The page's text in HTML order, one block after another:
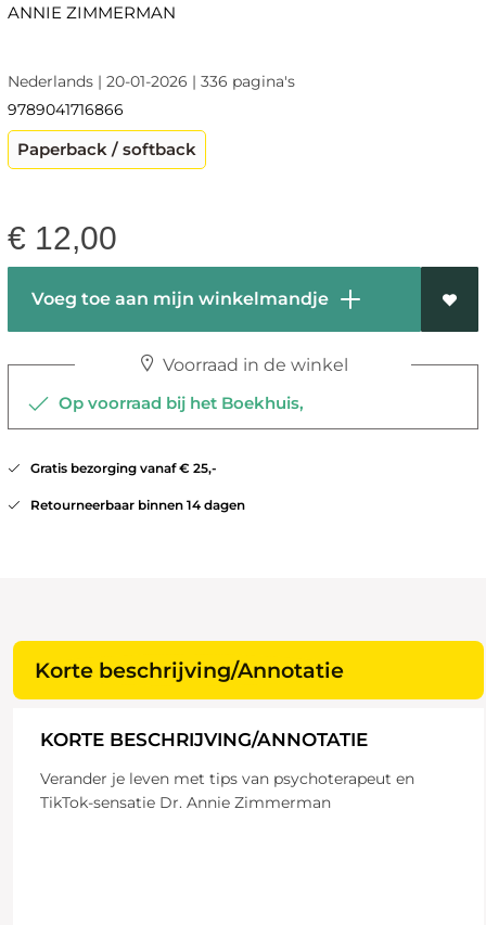
ANNIE ZIMMERMAN
Nederlands | 20-01-2026 | 336 pagina's
9789041716866
Paperback / softback
€ 12,00
Voeg toe aan mijn winkelmandje
Voorraad in de winkel
Op voorraad bij het Boekhuis,
Gratis bezorging vanaf € 25,-
Retourneerbaar binnen 14 dagen
Korte beschrijving/Annotatie
KORTE BESCHRIJVING/ANNOTATIE
Verander je leven met tips van psychoterapeut en
TikTok-sensatie Dr. Annie Zimmerman